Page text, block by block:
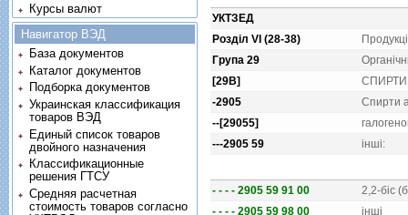
УКТЗЕД
Розділ VI (28-38)
Група 29
[29B]
СПИРТИ
-2905
Спирти
--[29055]
---2905 59
iншi:
- - - - 2905 59 91 00
2,2-бiс
- - - - 2905 59 98 00
iншi
Курсы валют
Навигатор ВЭД
База документов
Каталог документов
Подборка документов
Украинская классификация
товаров ВЭД
Единый список товаров
двойного назначения
Классификационные
решения ГТСУ
Средняя расчетная
стоимость товаров согласно